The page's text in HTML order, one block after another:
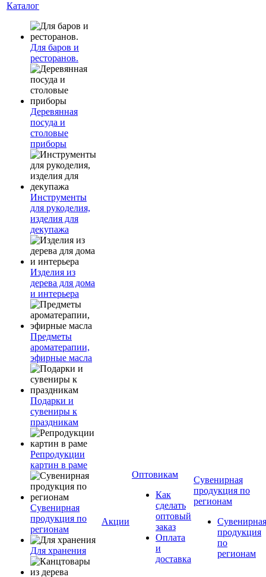
Каталог
Для баров и
ресторанов.
Деревянная
посуда и
столовые
приборы
Инструменты
для рукоделия,
изделия для
декупажа
Изделия из
дерева для дома
и интерьера
Предметы
ароматерапии,
эфирные масла
Подарки и
сувениры к
праздникам
Репродукции
картин в раме
Сувенирная
продукция по
регионам
Для хранения
Акции
Оптовикам
Как
сделать
оптовый
заказ
Оплата
и
доставка
Сувенирная
продукция по
регионам
Сувенирная
продукция
по
регионам